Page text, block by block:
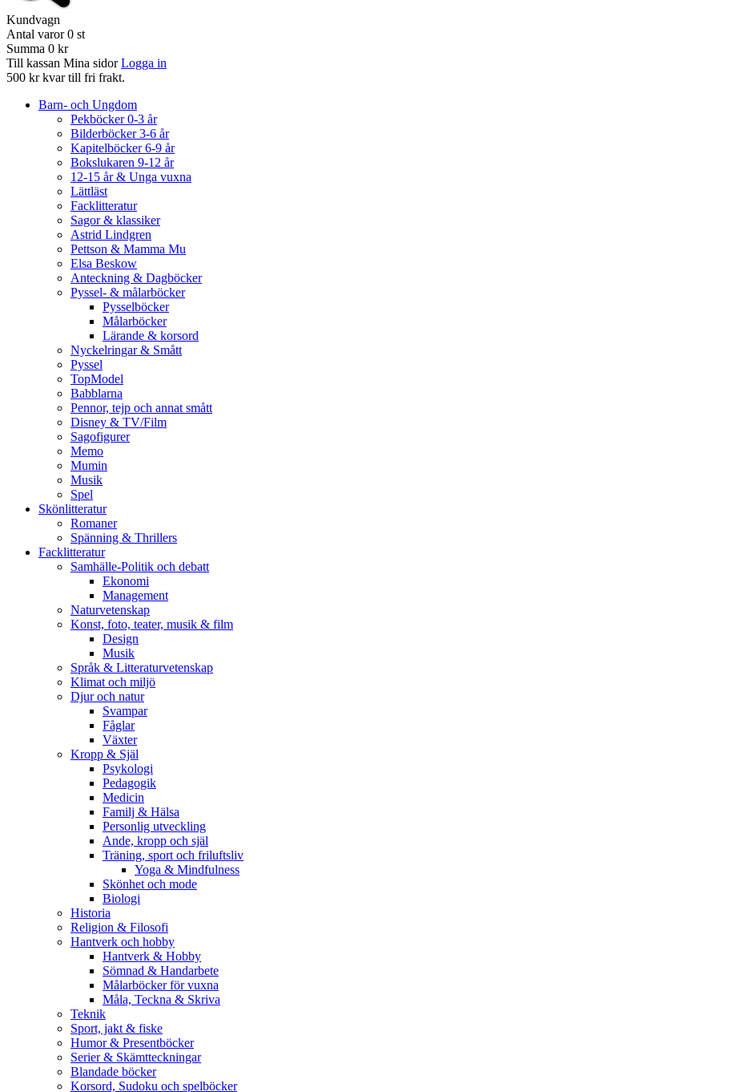
Kundvagn
Antal varor 0 st
Summa 0 kr
Till kassan Mina sidor Logga in
500 kr kvar till fri frakt.
Barn- och Ungdom
Pekböcker 0-3 år
Bilderböcker 3-6 år
Kapitelböcker 6-9 år
Bokslukaren 9-12 år
12-15 år & Unga vuxna
Lättläst
Facklitteratur
Sagor & klassiker
Astrid Lindgren
Pettson & Mamma Mu
Elsa Beskow
Anteckning & Dagböcker
Pyssel- & målarböcker
Pysselböcker
Målarböcker
Lärande & korsord
Nyckelringar & Smått
Pyssel
TopModel
Babblarna
Pennor, tejp och annat smått
Disney & TV/Film
Sagofigurer
Memo
Mumin
Musik
Spel
Skönlitteratur
Romaner
Spänning & Thrillers
Facklitteratur
Samhälle-Politik och debatt
Ekonomi
Management
Naturvetenskap
Konst, foto, teater, musik & film
Design
Musik
Språk & Litteraturvetenskap
Klimat och miljö
Djur och natur
Svampar
Fåglar
Växter
Kropp & Själ
Psykologi
Pedagogik
Medicin
Familj & Hälsa
Personlig utveckling
Ande, kropp och själ
Träning, sport och friluftsliv
Yoga & Mindfulness
Skönhet och mode
Biologi
Historia
Religion & Filosofi
Hantverk och hobby
Hantverk & Hobby
Sömnad & Handarbete
Målarböcker för vuxna
Måla, Teckna & Skriva
Teknik
Sport, jakt & fiske
Humor & Presentböcker
Serier & Skämtteckningar
Blandade böcker
Korsord, Sudoku och spelböcker